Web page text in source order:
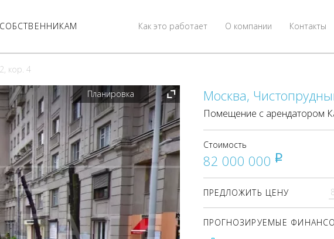
Контакты
О компании
Как это работает
кор. 4
Планировка
Москва,
Помещение с арендатором
Стоимость
82 000 000 pуб
ПРЕДЛОЖИТЬ ЦЕНУ
ПРОГНОЗИРУЕМЫЕ